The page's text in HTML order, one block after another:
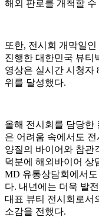
해외 판로를 개척할
또한, 전시회 개막일
진행한 대한민국 뷰티
영상은 실시간 시청자
위를 달성했다.
올해 전시회를 담당한
은 어려움 속에서도
양질의 바이어와 참관
덕분에 해외바이어 상
MD 유통상담회에서
다. 내년에는 더욱 발
대표 뷰티 전시회로서
소감을 전했다.